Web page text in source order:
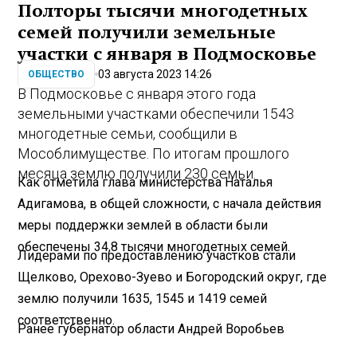
Полторы тысячи многодетных
семей получили земельные
участки с января в Подмосковье
ОБЩЕСТВО 03 августа 2023 14:26
В Подмосковье с января этого года
земельными участками обеспечили 1543
многодетные семьи, сообщили в
Мособлимуществе. По итогам прошлого
месяца землю получили 230 семьи.
Как отметила глава министерства Наталья
Адигамова, в общей сложности, с начала действия
меры поддержки землей в области были
обеспечены 34,8 тысячи многодетных семей.
Лидерами по предоставлению участков стали
Щелково, Орехово-Зуево и Богородский округ, где
землю получили 1635, 1545 и 1419 семей
соответственно.
Ранее губернатор области Андрей Воробьев